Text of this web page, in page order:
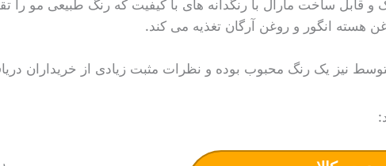
و قابل ساخت مارال با رنگدانه های با کیفیت که رنگ طبیعی مو را
هسته انگور و روغن آرگان تغذیه می کند.
نیز یک رنگ محبوب بوده و نظرات مثبت زیادی از خریداران